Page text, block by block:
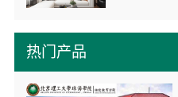
热门产品